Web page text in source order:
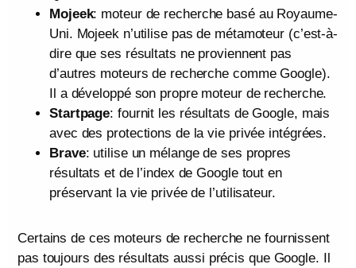
Mojeek: moteur de recherche basé au Royaume-
Uni. Mojeek n’utilise pas de métamoteur (c’est-à-
dire que ses résultats ne proviennent pas
d’autres moteurs de recherche comme Google).
Il a développé son propre moteur de recherche.
Startpage: fournit les résultats de Google, mais
avec des protections de la vie privée intégrées.
Brave: utilise un mélange de ses propres
résultats et de l’index de Google tout en
préservant la vie privée de l’utilisateur.
Certains de ces moteurs de recherche ne fournissent
pas toujours des résultats aussi précis que Google. Il